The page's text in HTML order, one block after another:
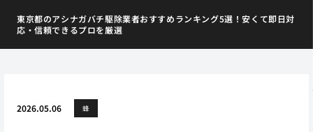
東京都のアシナガバチ駆除業者おすすめランキング5選！安くて即日対
応・信頼できるプロを厳選
2026.05.06 蜂